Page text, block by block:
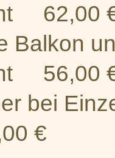
Balkon
€